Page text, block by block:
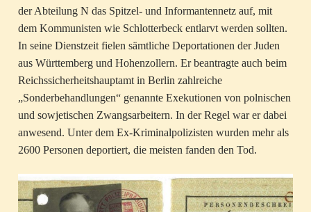
der Abteilung N das Spitzel- und Informantennetz auf, mit
dem Kommunisten wie Schlotterbeck entlarvt werden sollten.
In seine Dienstzeit fielen sämtliche Deportationen der Juden
aus Württemberg und Hohenzollern. Er beantragte auch beim
Reichssicherheitshauptamt in Berlin zahlreiche
„Sonderbehandlungen“ genannte Exekutionen von polnischen
und sowjetischen Zwangsarbeitern. In der Regel war er dabei
anwesend. Unter dem Ex-Kriminalpolizisten wurden mehr als
2600 Personen deportiert, die meisten fanden den Tod.